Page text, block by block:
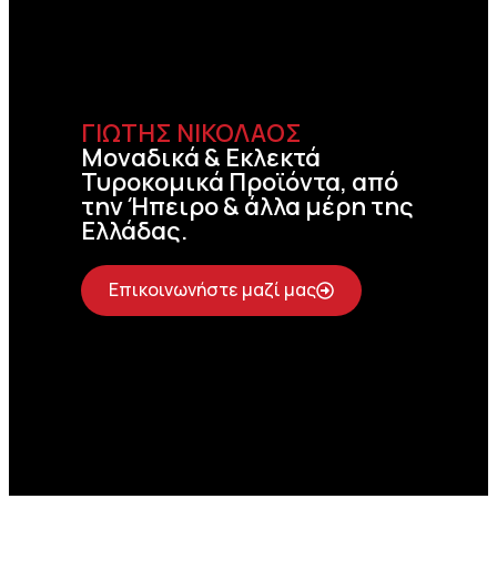
ΓΙΩΤΗΣ ΝΙΚΟΛΑΟΣ
Μοναδικά & Εκλεκτά
Τυροκομικά Προϊόντα, από
την Ήπειρο & άλλα μέρη της
Ελλάδας.
Επικοινωνήστε μαζί μας